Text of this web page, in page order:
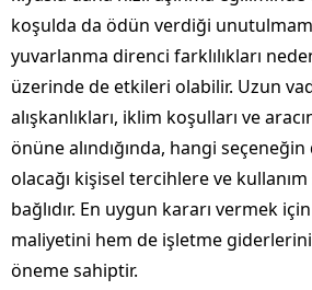
koşulda da ödün verdiği
yuvarlanma direnci farklılıkları
üzerinde de etkileri olabilir. Uzun
alışkanlıkları, iklim koşulları ve
önüne alındığında, hangi
olacağı kişisel tercihlere ve
bağlıdır. En uygun kararı vermek
maliyetini hem de işletme
öneme sahiptir.